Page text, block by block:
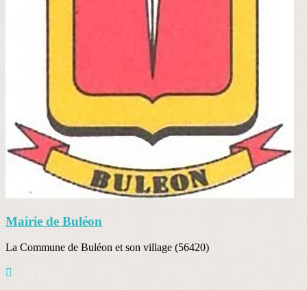
Mairie de Buléon
La Commune de Buléon et son village (56420)